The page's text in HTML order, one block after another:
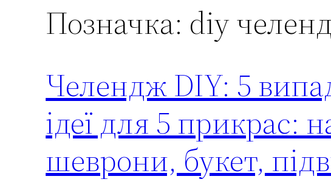
Позначка: diy
Челендж DIY: 5
ідеї для 5 прикрас:
шеврони, букет,